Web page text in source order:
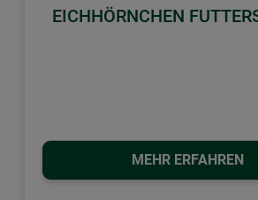
EICHHÖRNCHEN
MEHR ERFAHREN